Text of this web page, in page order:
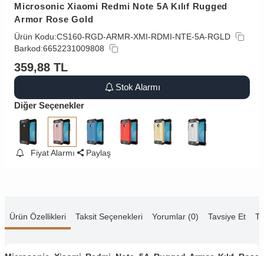
Microsonic Xiaomi Redmi Note 5A Kılıf Rugged
Armor Rose Gold
Ürün Kodu:CS160-RGD-ARMR-XMI-RDMI-NTE-5A-RGLD
Barkod:6652231009808
359,88 TL
Stok Alarmı
Diğer Seçenekler
Fiyat Alarmı Paylaş
Ürün Özellikleri Taksit Seçenekleri Yorumlar (0) Tavsiye Et